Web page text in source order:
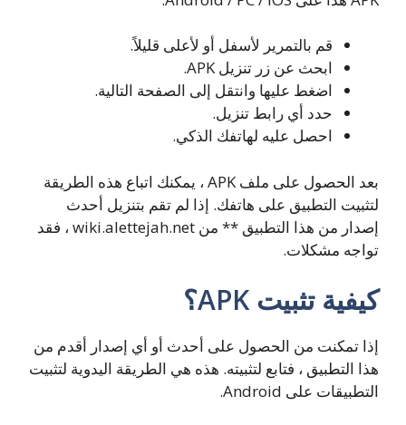
قم بالتمرير لأسفل أو لأعلى قليلاً.
ابحث عن زر تنزيل APK.
اضغط عليها وانتقل إلى الصفحة التالية.
حدد أي رابط تنزيل.
احصل عليه لهاتفك الذكي.
بعد الحصول على ملف APK ، يمكنك اتباع هذه الطريقة
لتثبيت التطبيق على هاتفك. إذا لم تقم بتنزيل أحدث
إصدار من هذا التطبيق ** من wiki.alettejah.net ، فقد
تواجه مشكلات.
كيفية تثبيت APK؟
إذا تمكنت من الحصول على أحدث أو أي إصدار أقدم من
هذا التطبيق ، فتابع لتثبيته. هذه هي الطريقة اليدوية لتثبيت
التطبيقات على Android.